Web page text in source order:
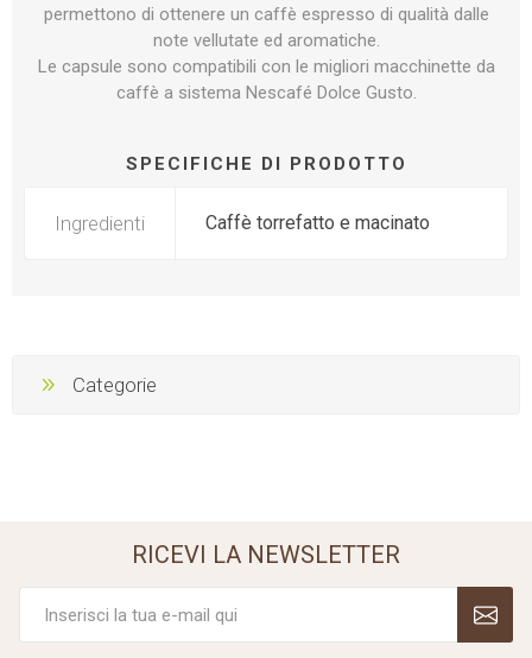
permettono di ottenere un caffè espresso di qualità dalle
note vellutate ed aromatiche.
Le capsule sono compatibili con le migliori macchinette da
caffè a sistema Nescafé Dolce Gusto.
SPECIFICHE DI PRODOTTO
Ingredienti Caffè torrefatto e macinato
Categorie
RICEVI LA NEWSLETTER